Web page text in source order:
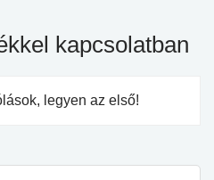
kapcsolatban
legyen az első!